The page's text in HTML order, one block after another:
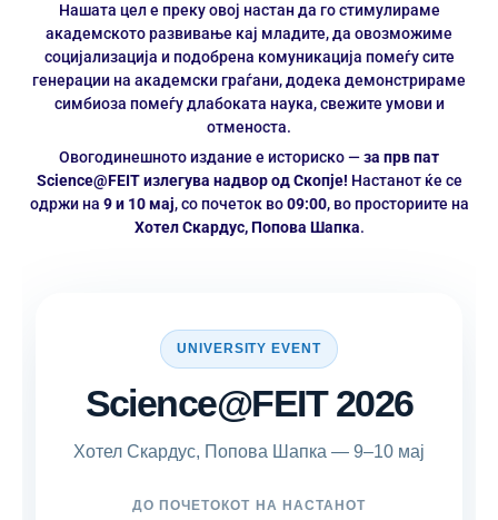
Нашата цел е преку овој настан да го стимулираме
академското развивање кај младите, да овозможиме
социјализација и подобрена комуникација помеѓу сите
генерации на академски граѓани, додека демонстрираме
симбиоза помеѓу длабоката наука, свежите умови и
отменоста.
Овогодинешното издание е историско —за прв пат
Science@FEIT излегува надвор од Скопје! Настанот ќе се
одржи на 9 и 10 мај, со почеток во09:00, во просториите на
Хотел Скардус, Попова Шапка.
UNIVERSITY EVENT
Science@FEIT 2026
Хотел Скардус, Попова Шапка — 9–10 мај
ДО ПОЧЕТОКОТ НА НАСТАНОТ